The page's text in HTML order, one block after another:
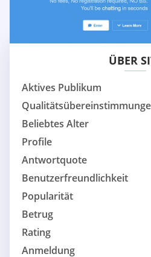
ÜBER
Aktives Publikum
Beliebtes Alter
Profile
Antwortquote
Benutzerfreundlichkeit
Popularität
Betrug
Rating
Anmeldung